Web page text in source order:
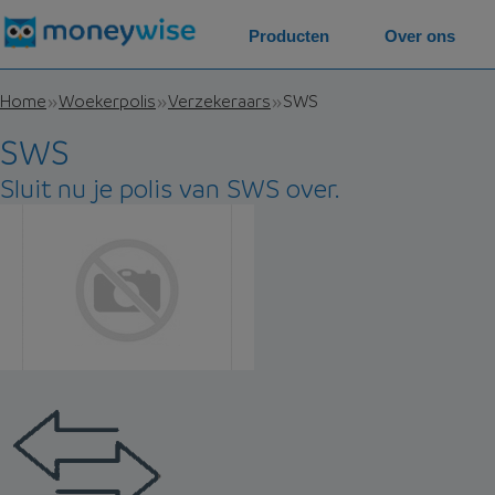
Home Woekerpolis Verzekeraars SWS
SWS
Sluit nu je polis van SWS over.
Producten Over ons